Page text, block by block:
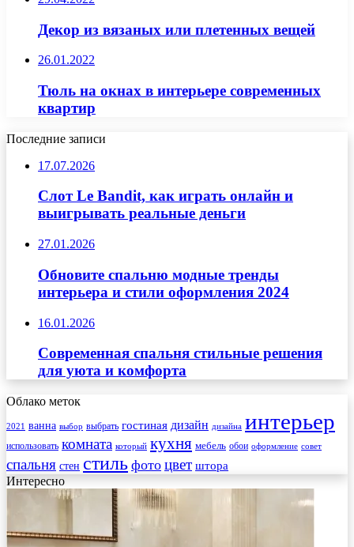
Декор из вязаных или плетенных вещей
26.01.2022
Тюль на окнах в интерьере современных
квартир
Последние записи
17.07.2026
Слот Le Bandit, как играть онлайн и
выигрывать реальные деньги
27.01.2026
Обновите спальню модные тренды
интерьера и стили оформления 2024
16.01.2026
Современная спальня стильные решения
для уюта и комфорта
Облако меток
2021 ванна выбор выбрать гостиная дизайн дизайна интерьер
использовать комната который кухня мебель обои оформление совет
спальня стен стиль фото цвет штора
Интересно